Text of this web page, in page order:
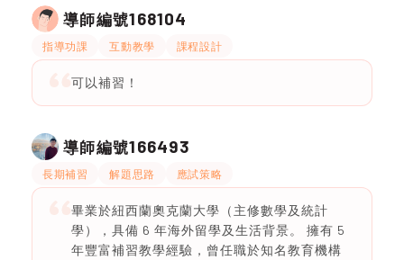
導師編號168104
指導功課 互動教學 課程設計
可以補習！
導師編號166493
長期補習 解題思路 應試策略
畢業於紐西蘭奧克蘭大學（主修數學及統計
學），具備 6 年海外留學及生活背景。 擁有 5
年豐富補習教學經驗，曾任職於知名教育機構